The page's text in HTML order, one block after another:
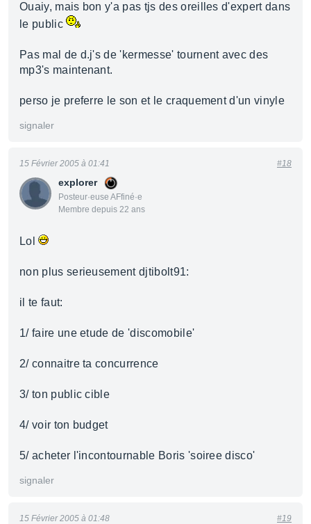
Ouaiy, mais bon y'a pas tjs des oreilles d'expert dans
le public
Pas mal de d.j's de 'kermesse' tournent avec des
mp3's maintenant.
perso je preferre le son et le craquement d'un vinyle
signaler
explorer
Posteur·euse AFfiné·e
Membre depuis 22 ans
15 Février 2005 à 01:41 #18
Lol
non plus serieusement djtibolt91:
il te faut:
1/ faire une etude de 'discomobile'
2/ connaitre ta concurrence
3/ ton public cible
4/ voir ton budget
5/ acheter l'incontournable Boris 'soiree disco'
signaler
15 Février 2005 à 01:48 #19